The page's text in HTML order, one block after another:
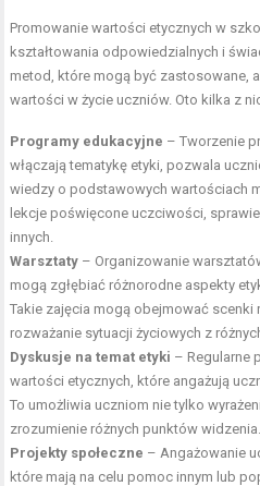
Promowanie wartości etycznych w
kształtowania odpowiedzialnych i
metod, które mogą być zastosowane,
wartości w życie uczniów. Oto kilka z
Programy edukacyjne – Tworzenie
włączają tematykę etyki, pozwala
wiedzy o podstawowych wartościach
lekcje poświęcone uczciwości,
innych.
Warsztaty – Organizowanie
mogą zgłębiać różnorodne aspekty
Takie zajęcia mogą obejmować
rozważanie sytuacji życiowych z
Dyskusje na temat etyki – Regularne
wartości etycznych, które angażują
To umożliwia uczniom nie tylko
zrozumienie różnych punktów widzenia.
Projekty społeczne – Angażowanie
które mają na celu pomoc innym lub